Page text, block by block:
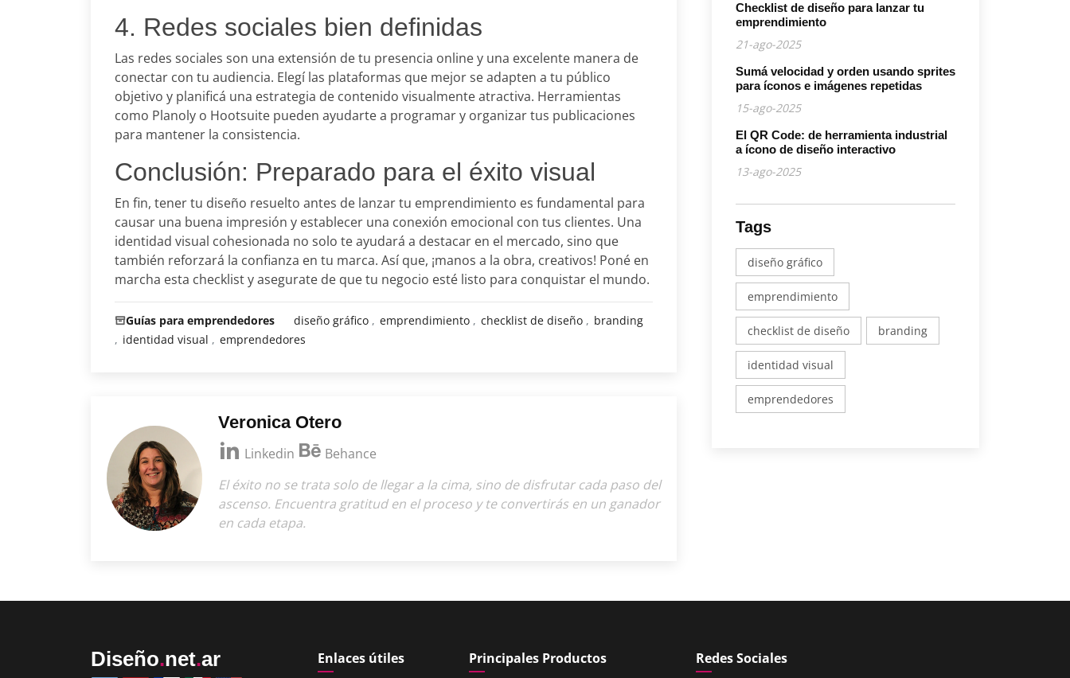
4. Redes sociales bien definidas
Las redes sociales son una extensión de tu presencia online y una excelente manera de
conectar con tu audiencia. Elegí las plataformas que mejor se adapten a tu público
objetivo y planificá una estrategia de contenido visualmente atractiva. Herramientas
como Planoly o Hootsuite pueden ayudarte a programar y organizar tus publicaciones
para mantener la consistencia.
Conclusión: Preparado para el éxito visual
En fin, tener tu diseño resuelto antes de lanzar tu emprendimiento es fundamental para
causar una buena impresión y establecer una conexión emocional con tus clientes. Una
identidad visual cohesionada no solo te ayudará a destacar en el mercado, sino que
también reforzará la confianza en tu marca. Así que, ¡manos a la obra, creativos! Poné en
marcha esta checklist y asegurate de que tu negocio esté listo para conquistar el mundo.
Guías para emprendedores diseño gráfico emprendimiento checklist de diseño
branding
identidad visual
emprendedores
Veronica Otero
Linkedin
Behance
El éxito no se trata solo de llegar a la cima, sino de disfrutar cada paso del
ascenso. Encuentra gratitud en el proceso y te convertirás en un ganador
en cada etapa.
Checklist de diseño para lanzar tu
emprendimiento
21-ago-2025
Sumá velocidad y orden usando sprites
para íconos e imágenes repetidas
15-ago-2025
El QR Code: de herramienta industrial
a ícono de diseño interactivo
13-ago-2025
Tags
diseño gráfico
emprendimiento
checklist de diseño branding
identidad visual
emprendedores
Diseño.net.ar Enlaces útiles Principales Productos Redes Sociales